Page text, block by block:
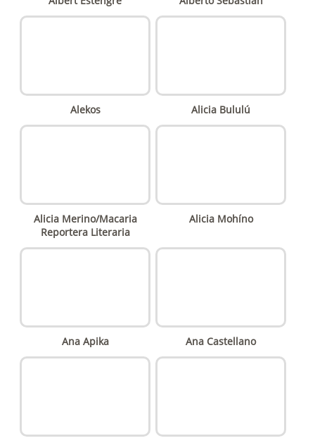
Alekos Alicia Bululú
Alicia Merino/Macaria
Reportera Literaria
Alicia Mohíno
Ana Apika Ana Castellano